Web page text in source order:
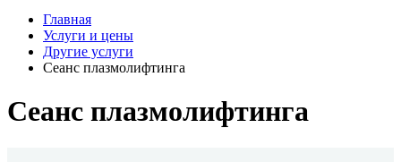
Главная
Услуги и цены
Другие услуги
Сеанс плазмолифтинга
Сеанс плазмолифтинга